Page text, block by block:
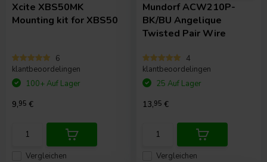
Xcite XBS50MK
Mounting kit for XBS50
6
klantbeoordelingen
Vergleichen
100+ Auf Lager
9,95 €
MundorfACW210P-
BK/BU Angelique
Twisted Pair Wire
4
klantbeoordelingen
Vergleichen
25 Auf Lager
13,95 €